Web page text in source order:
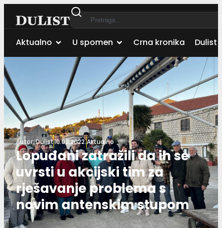
Aktualno U spomen Crna kronika Dulist
Autor:Dulist10.02.2022.Aktualno
Lopuđani zatražili da ih se
uvrsti u akcijski tim za
rješavanje problema s
novim antenskim stupom